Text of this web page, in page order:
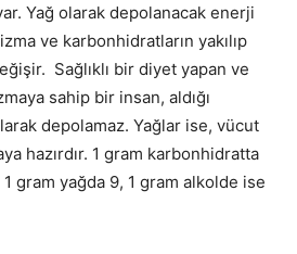
Yağ olarak depolanacak enerji
ve karbonhidratların yakılıp
Sağlıklı bir diyet yapan ve
sahip bir insan, aldığı
depolamaz. Yağlar ise, vücut
hazırdır. 1 gram karbonhidratta
gram yağda 9, 1 gram alkolde ise